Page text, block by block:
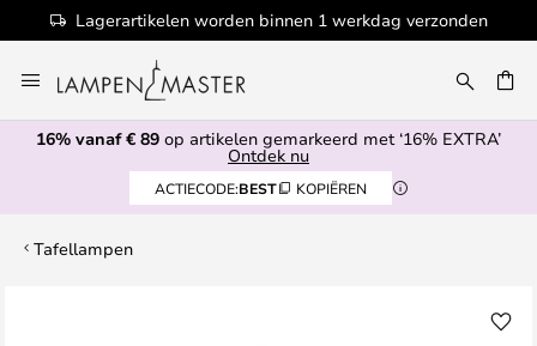
Lagerartikelen worden binnen 1 werkdag verzonden
naar
de
inhoud
16% vanaf € 89 op artikelen gemarkeerd met ‘16% EXTRA’
Ontdek nu
ACTIECODE:BEST KOPIËREN
Tafellampen